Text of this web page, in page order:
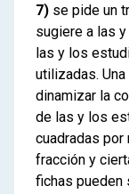
7) se pide un
sugiere a las
las y los
utilizadas.
dinamizar la
de las y los
cuadradas por
fracción y
fichas pueden